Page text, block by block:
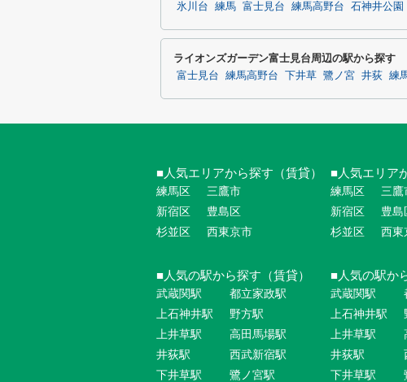
氷川台 練馬 富士見台 練馬高野台 石神井公園
ライオンズガーデン富士見台周辺の駅から探す
富士見台 練馬高野台 下井草 鷺ノ宮 井荻 練
人気エリアから探す（賃貸）
練馬区
新宿区
杉並区
三鷹市
豊島区
西東京市
人気の駅から探す（賃貸）
武蔵関駅
上石神井駅
上井草駅
井荻駅
下井草駅
都立家政駅
野方駅
高田馬場駅
西武新宿駅
鷺ノ宮駅
人気エリア
練馬区
新宿区
杉並区
三鷹
豊島
西東
人気の駅か
武蔵関駅
上石神井駅
上井草駅
井荻駅
下井草駅